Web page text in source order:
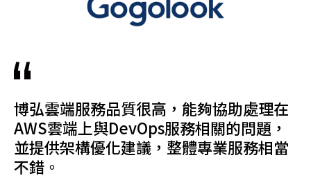
博弘雲端服務品質很高，能夠協助處理在
AWS雲端上與DevOps服務相關的問題，
並提供架構優化建議，整體專業服務相當
不錯。